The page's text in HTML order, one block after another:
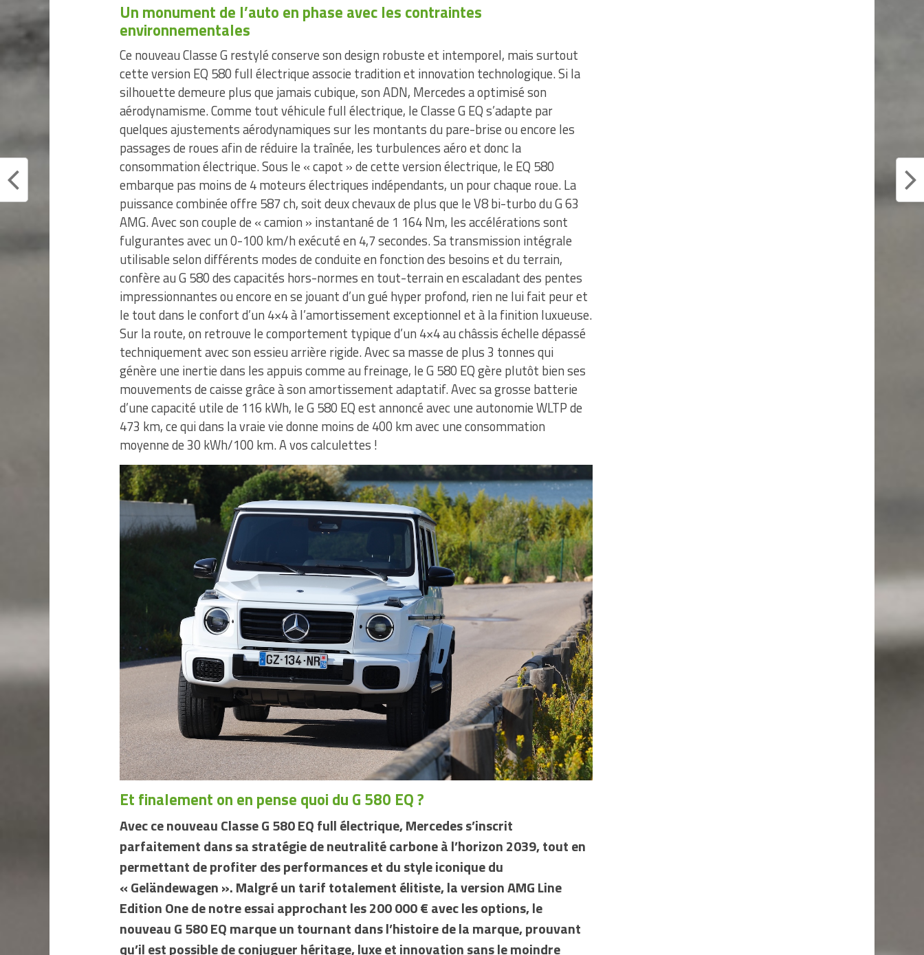
Un monument de l’auto en phase avec les contraintes
environnementales
Ce nouveau Classe G restylé conserve son design robuste et intemporel, mais surtout
cette version EQ 580 full électrique associe tradition et innovation technologique. Si la
silhouette demeure plus que jamais cubique, son ADN, Mercedes a optimisé son
aérodynamisme. Comme tout véhicule full électrique, le Classe G EQ s’adapte par
quelques ajustements aérodynamiques sur les montants du pare-brise ou encore les
passages de roues afin de réduire la traînée, les turbulences aéro et donc la
consommation électrique. Sous le « capot » de cette version électrique, le EQ 580
embarque pas moins de 4 moteurs électriques indépendants, un pour chaque roue. La
puissance combinée offre 587 ch, soit deux chevaux de plus que le V8 bi-turbo du G 63
AMG. Avec son couple de « camion » instantané de 1 164 Nm, les accélérations sont
fulgurantes avec un 0-100 km/h exécuté en 4,7 secondes. Sa transmission intégrale
utilisable selon différents modes de conduite en fonction des besoins et du terrain,
confère au G 580 des capacités hors-normes en tout-terrain en escaladant des pentes
impressionnantes ou encore en se jouant d’un gué hyper profond, rien ne lui fait peur et
le tout dans le confort d’un 4×4 à l’amortissement exceptionnel et à la finition luxueuse.
Sur la route, on retrouve le comportement typique d’un 4×4 au châssis échelle dépassé
techniquement avec son essieu arrière rigide. Avec sa masse de plus 3 tonnes qui
génère une inertie dans les appuis comme au freinage, le G 580 EQ gère plutôt bien ses
mouvements de caisse grâce à son amortissement adaptatif. Avec sa grosse batterie
d’une capacité utile de 116 kWh, le G 580 EQ est annoncé avec une autonomie WLTP de
473 km, ce qui dans la vraie vie donne moins de 400 km avec une consommation
moyenne de 30 kWh/100 km. A vos calculettes !
Et finalement on en pense quoi du G 580 EQ ?
Avec ce nouveau Classe G 580 EQ full électrique, Mercedes s’inscrit
parfaitement dans sa stratégie de neutralité carbone à l’horizon 2039, tout en
permettant de profiter des performances et du style iconique du
« Geländewagen ». Malgré un tarif totalement élitiste, la version AMG Line
Edition One de notre essai approchant les 200 000 € avec les options, le
nouveau G 580 EQ marque un tournant dans l’histoire de la marque, prouvant
qu’il est possible de conjuguer héritage, luxe et innovation sans le moindre